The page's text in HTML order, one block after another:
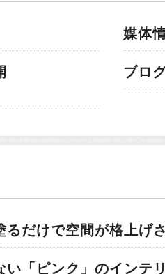
媒体
ブロ
るだけで空間が格上げ
い「ピンク」のインテ